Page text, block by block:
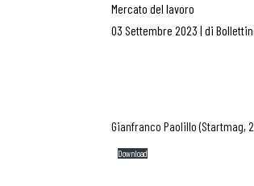
Mercato del lavoro
03 Settembre 2023 | di
Gianfranco Paolillo (Startmag,
Download